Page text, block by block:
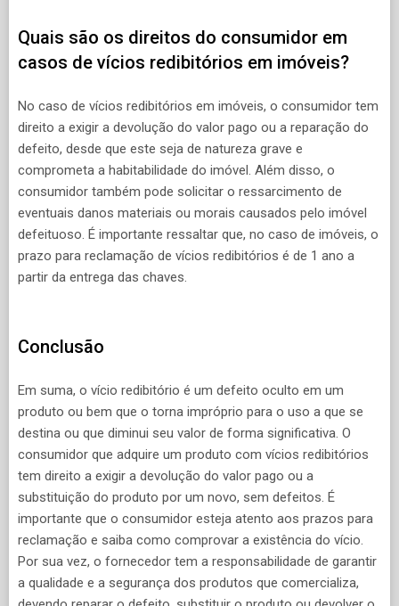
Quais são os direitos do consumidor em
casos de vícios redibitórios em imóveis?
No caso de vícios redibitórios em imóveis, o consumidor tem
direito a exigir a devolução do valor pago ou a reparação do
defeito, desde que este seja de natureza grave e
comprometa a habitabilidade do imóvel. Além disso, o
consumidor também pode solicitar o ressarcimento de
eventuais danos materiais ou morais causados pelo imóvel
defeituoso. É importante ressaltar que, no caso de imóveis, o
prazo para reclamação de vícios redibitórios é de 1 ano a
partir da entrega das chaves.
Conclusão
Em suma, o vício redibitório é um defeito oculto em um
produto ou bem que o torna impróprio para o uso a que se
destina ou que diminui seu valor de forma significativa. O
consumidor que adquire um produto com vícios redibitórios
tem direito a exigir a devolução do valor pago ou a
substituição do produto por um novo, sem defeitos. É
importante que o consumidor esteja atento aos prazos para
reclamação e saiba como comprovar a existência do vício.
Por sua vez, o fornecedor tem a responsabilidade de garantir
a qualidade e a segurança dos produtos que comercializa,